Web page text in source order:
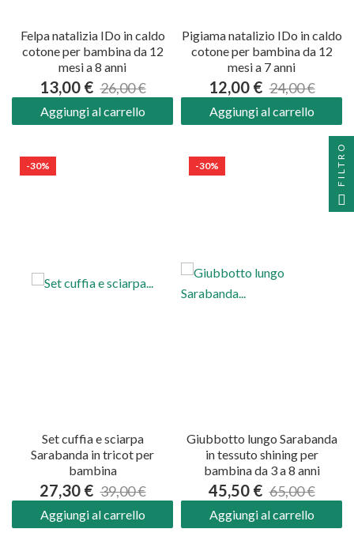
Felpa natalizia IDo in caldo
cotone per bambina da 12
mesi a 8 anni
13,00 € 26,00 €
Aggiungi al carrello
Pigiama natalizio IDo in caldo
cotone per bambina da 12
mesi a 7 anni
12,00 € 24,00 €
Aggiungi al carrello
-30%
Set cuffia e sciarpa
Sarabanda in tricot per
bambina
27,30 € 39,00 €
Aggiungi al carrello
-30%
Giubbotto lungo Sarabanda
in tessuto shining per
bambina da 3 a 8 anni
45,50 € 65,00 €
Aggiungi al carrello
FILTRO